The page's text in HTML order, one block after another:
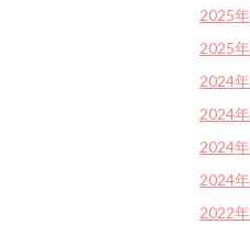
2025
2025
2024
2024
2024
2024
2022